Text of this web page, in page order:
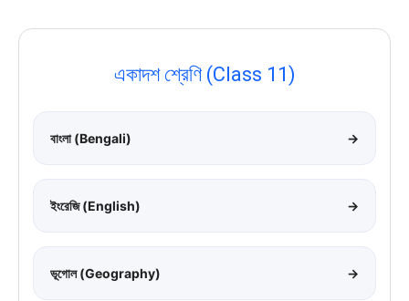
একাদশ শ্রেণি (Class 11)
বাংলা (Bengali) →
ইংরেজি (English) →
ভূগোল (Geography) →